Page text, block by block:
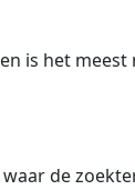
is het
de